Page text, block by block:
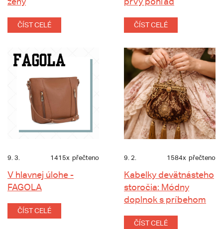
ČÍST CELÉ ČÍST CELÉ
9. 3. 1415x přečteno
V hlavnej úlohe -
FAGOLA
ČÍST CELÉ
9. 2. 1584x přečteno
Kabelky devätnásteho
storočia: Módny
doplnok s príbehom
ČÍST CELÉ